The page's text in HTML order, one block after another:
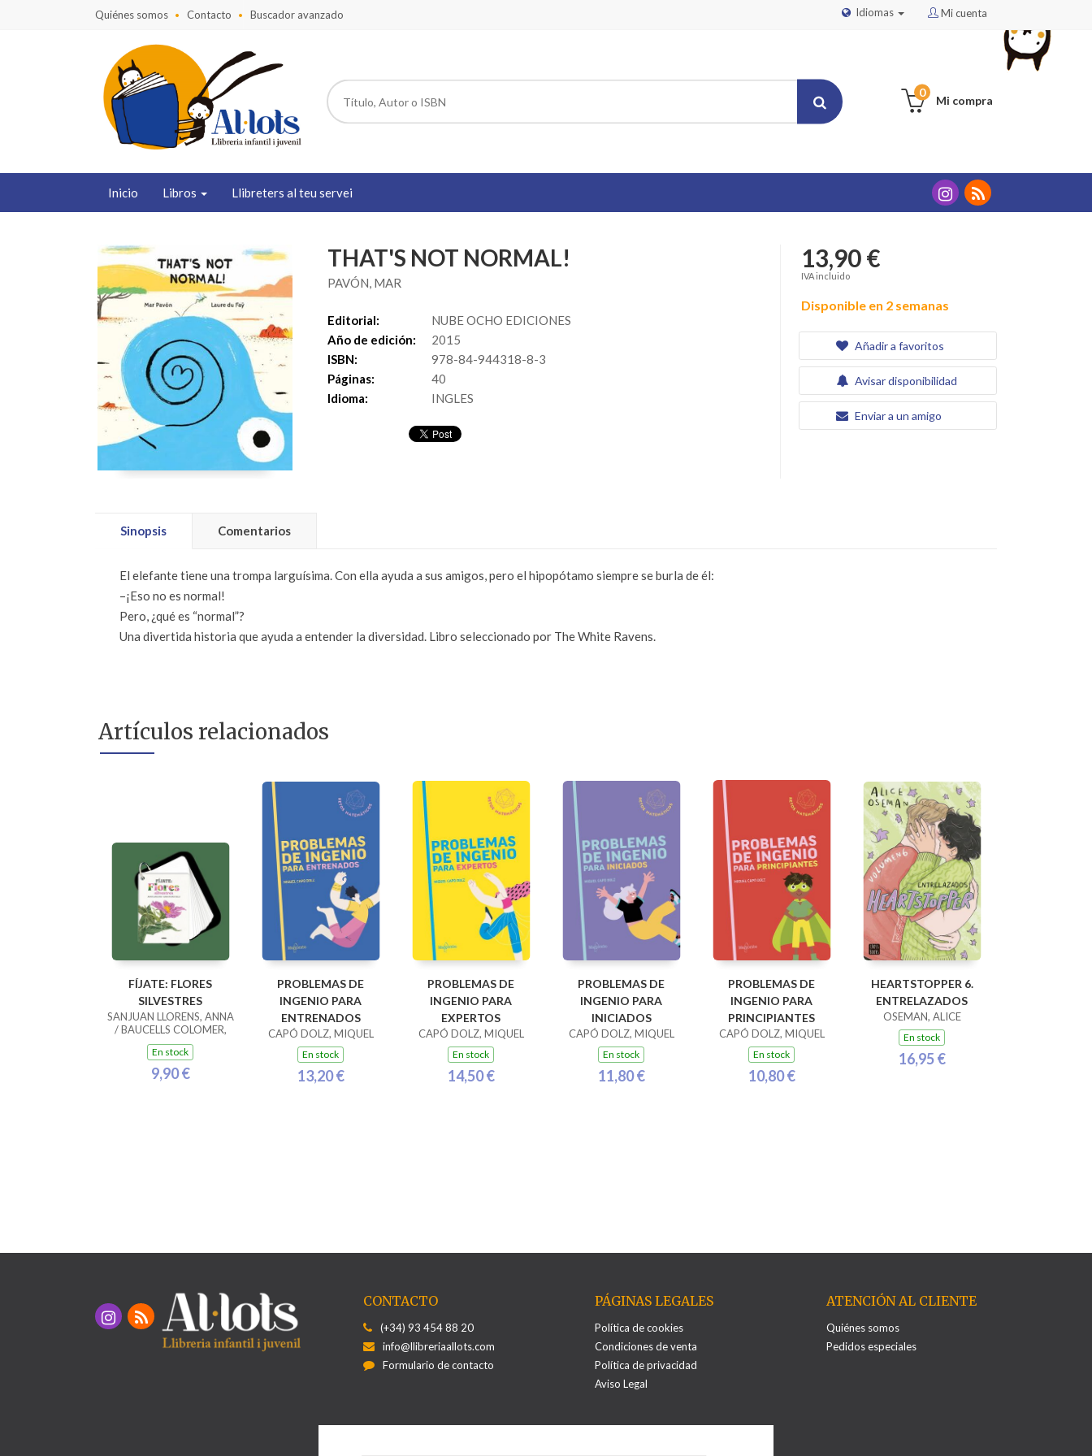
Mi cuenta
Idiomas
Quiénes somos Contacto Buscador avanzado
Mi compra
0
Inicio Libros Llibreters al teu servei
THAT'S NOT NORMAL!
PAVÓN, MAR
Editorial:
NUBE OCHO EDICIONES
Año de edición:
2015
ISBN:
978-84-944318-8-3
Páginas:
40
Idioma:
INGLES
13,90 €
IVA incluido
Disponible en 2 semanas
Añadir a favoritos
Avisar disponibilidad
Enviar a un amigo
Sinopsis Comentarios
El elefante tiene una trompa larguísima. Con ella ayuda a sus amigos, pero el hipopótamo siempre se burla de él:
–¡Eso no es normal!
Pero, ¿qué es “normal”?
Una divertida historia que ayuda a entender la diversidad. Libro seleccionado por The White Ravens.
Artículos relacionados
FÍJATE: FLORES
SILVESTRES
SANJUAN LLORENS, ANNA
/ BAUCELLS COLOMER,
RAMON
En stock
9,90 €
PROBLEMAS DE
INGENIO PARA
ENTRENADOS
CAPÓ DOLZ, MIQUEL
En stock
13,20 €
PROBLEMAS DE
INGENIO PARA
EXPERTOS
CAPÓ DOLZ, MIQUEL
En stock
14,50 €
PROBLEMAS DE
INGENIO PARA
INICIADOS
CAPÓ DOLZ, MIQUEL
En stock
11,80 €
PROBLEMAS DE
INGENIO PARA
PRINCIPIANTES
CAPÓ DOLZ, MIQUEL
En stock
10,80 €
HEARTSTOPPER 6.
ENTRELAZADOS
OSEMAN, ALICE
En stock
16,95 €
CONTACTO
(+34) 93 454 88 20
info@llibreriaallots.com
Formulario de contacto
PÁGINAS LEGALES
Política de cookies
Condiciones de venta
Política de privacidad
Aviso Legal
ATENCIÓN AL CLIENTE
Quiénes somos
Pedidos especiales